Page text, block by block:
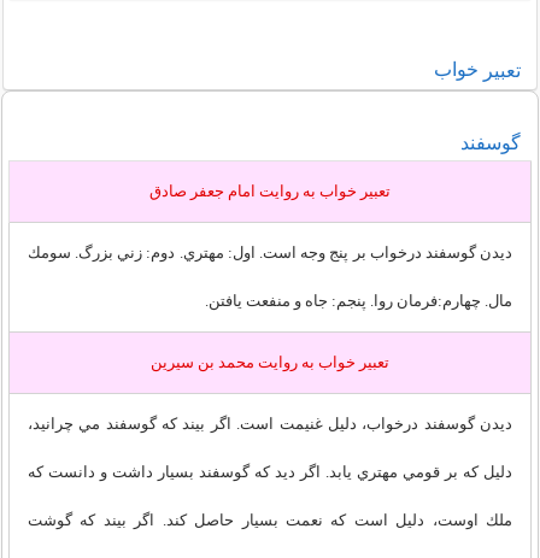
تعبير خواب
گوسفند
تعبير خواب به روايت امام جعفر صادق
ديدن گوسفند درخواب بر پنج وجه است. اول: مهتري. دوم: زني بزرگ. سومك
مال. چهارم:فرمان روا. پنجم: جاه و منفعت يافتن.
تعبير خواب به روايت محمد بن سيرين
ديدن گوسفند درخواب، دليل غنيمت است. اگر بيند كه گوسفند مي چرانيد،
دليل كه بر قومي مهتري يابد. اگر ديد كه گوسفند بسيار داشت و دانست كه
ملك اوست، دليل است كه نعمت بسيار حاصل كند. اگر بيند كه گوشت